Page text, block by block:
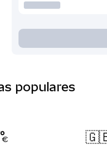
populares
€